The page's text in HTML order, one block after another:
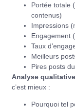
Portée totale
contenus)
Impressions
Engagement
Taux
Meilleurs
Pires posts
Analyse qualitative
c’est mieux :
Pourquoi tel